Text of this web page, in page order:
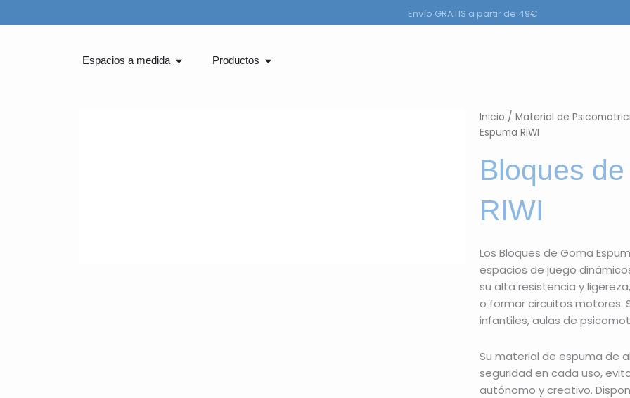
al
Envío GRATIS a partir de 49€
Espacios a medida Abrir Espacios a medida
Productos Abrir Productos
Inicio / Material de
Espuma RIWI
Bloques
RIWI
Los Bloques de Goma
espacios de juego
su alta resistencia y
o formar circuitos motores.
infantiles, aulas de
Su material de espuma de
seguridad en cada uso,
autónomo y creativo.